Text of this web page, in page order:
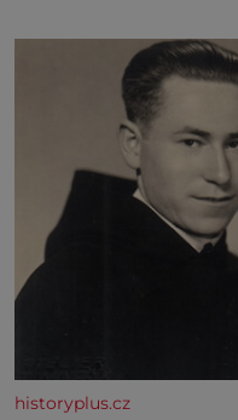
historyplus.cz